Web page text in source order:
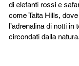
di elefanti rossi e
come Taita Hills,
l’adrenalina di notti in
circondati dalla natura.